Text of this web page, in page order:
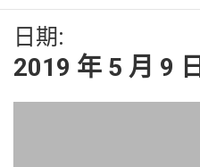
日期:
2019 年 5 月 9 日